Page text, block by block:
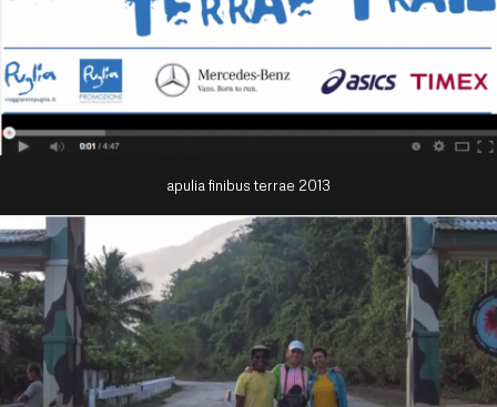
apulia finibus terrae 2013